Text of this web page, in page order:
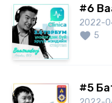
#6
2022-
5
#5